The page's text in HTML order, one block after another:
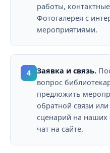
работы,
Фотогалерея с
мероприятиями.
4 Заявка и связь.
вопрос
предложить
обратной связи
сценарий на наших
чат на сайте.